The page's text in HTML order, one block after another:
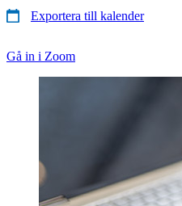
Exportera till kalender
Gå in i Zoom